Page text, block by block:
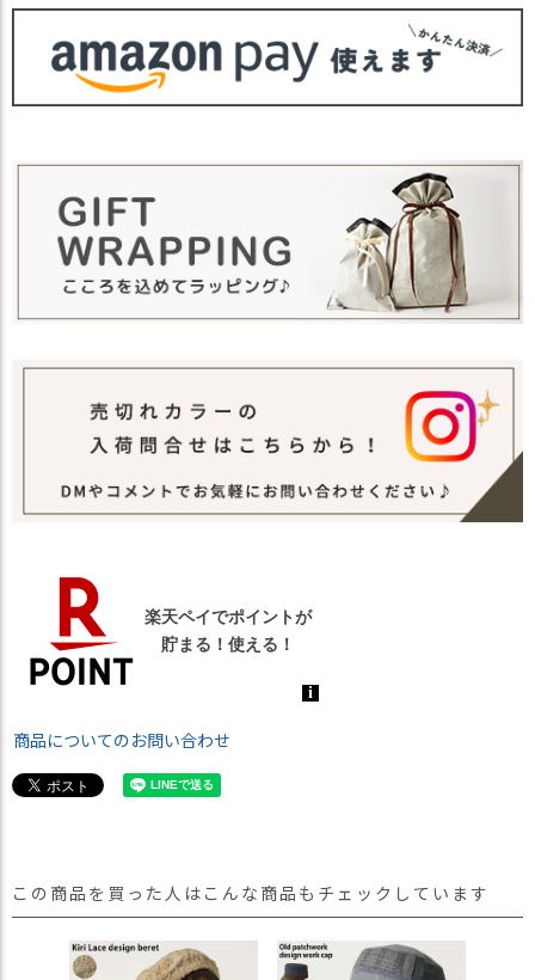
商品についてのお問い合わせ
この商品を買った人はこんな商品もチェックしています